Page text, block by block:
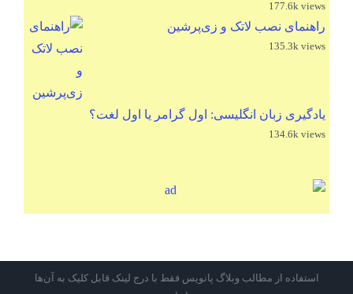
177.6k views
راهنمای نصب لاتک و زی‌پرشین
135.3k views
یادگیری زبان انگلیسی: اول گرامر یا اول لغت؟
134.6k views
استفاده از مطالب وبلاگ پانویس فقط با درج لینک قابل کلیک به آن‌ها